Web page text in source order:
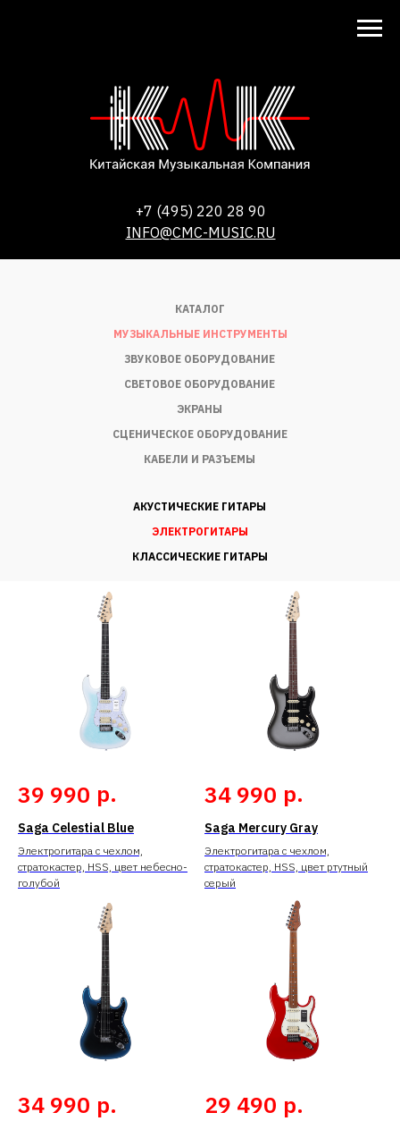
+7 (495) 220 28 90
INFO@CMC-MUSIC.RU
МУЗЫКАЛЬНЫЕ ИНСТРУМЕНТЫ
ЗВУКОВОЕ ОБОРУДОВАНИЕ
СВЕТОВОЕ ОБОРУДОВАНИЕ
ЭКРАНЫ
КАТАЛОГ
СЦЕНИЧЕСКОЕ ОБОРУДОВАНИЕ
КАБЕЛИ И РАЗЪЕМЫ
ЭЛЕКТРОГИТАРЫ
КЛАССИЧЕСКИЕ ГИТАРЫ
АКУСТИЧЕСКИЕ ГИТАРЫ
39 990 р.
Saga Celestial Blue
Электрогитара с чехлом,
стратокастер, HSS, цвет небесно-
голубой
34 990 р.
Saga Mercury Gray
Электрогитара с чехлом,
стратокастер, HSS, цвет ртутный
серый
34 990 р. 29 490 р.